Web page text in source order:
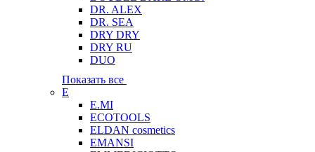
DR. ALEX
DR. SEA
DRY DRY
DRY RU
DUO
Показать все
E
E.MI
ECOTOOLS
ELDAN cosmetics
EMANSI